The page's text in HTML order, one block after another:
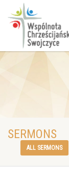
SERMONS
ALL SERMONS